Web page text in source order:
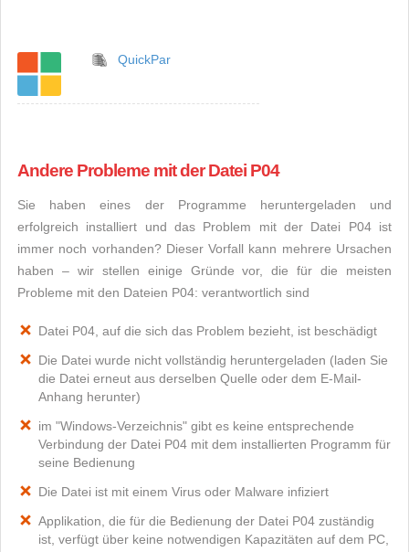
QuickPar
Andere Probleme mit der Datei P04
Sie haben eines der Programme heruntergeladen und
erfolgreich installiert und das Problem mit der Datei P04 ist
immer noch vorhanden? Dieser Vorfall kann mehrere Ursachen
haben – wir stellen einige Gründe vor, die für die meisten
Probleme mit den Dateien P04: verantwortlich sind
Datei P04, auf die sich das Problem bezieht, ist beschädigt
Die Datei wurde nicht vollständig heruntergeladen (laden Sie
die Datei erneut aus derselben Quelle oder dem E-Mail-
Anhang herunter)
im "Windows-Verzeichnis" gibt es keine entsprechende
Verbindung der Datei P04 mit dem installierten Programm für
seine Bedienung
Die Datei ist mit einem Virus oder Malware infiziert
Applikation, die für die Bedienung der Datei P04 zuständig
ist, verfügt über keine notwendigen Kapazitäten auf dem PC,